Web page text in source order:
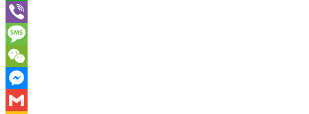
Line
Viber
Message
WeChat
Messenger